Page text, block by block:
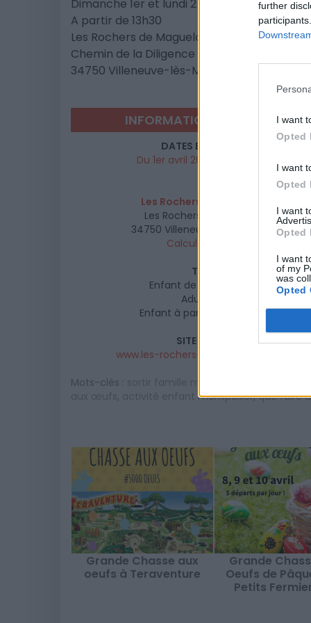
further
I want
Opted
I want
Opted
I want
Opted
I want
of my
was
Opted
Dimanche 1er et lundi 2 avril 2018
A partir de 13h30
Les Rochers de Maguelone
Chemin de la Diligence
34750 Villeneuve-lès-Maguelone
INFORMATIONS PRATIQUES
DATES ET HORAIRES
Du 1er avril 2018 au 2 avril 2018
Les Rochers de Maguelone
Les Rochers de Maguelone
34750 Villeneuve les Maguelone
Calcul d'itinéraire
TARIFS
Enfant de 3 à 6 ans : 10€
Adulte : 12€
Enfant à partir de 7 ans : 12€
SITE OFFICIEL
www.les-rochers-de-maguelone.com
Mots-clés :
, activité enfant montpellier,que faire
Grande Chasse aux
oeufs à Teraventure
Grande
Oeufs de
Petits